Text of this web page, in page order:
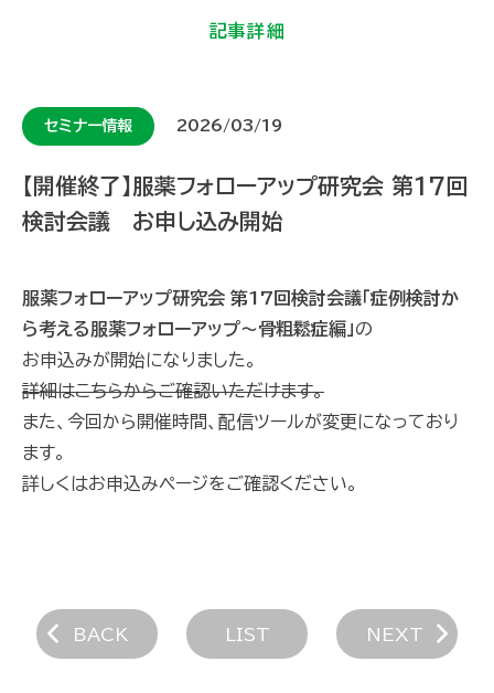
記事詳細
セミナー情報 2026/03/19
【開催終了】服薬フォローアップ研究会 第17回
検討会議 お申し込み開始
服薬フォローアップ研究会 第17回検討会議「症例検討か
ら考える服薬フォローアップ～骨粗鬆症編」の
お申込みが開始になりました。
詳細はこちらからご確認いただけます。
また、今回から開催時間、配信ツールが変更になっており
ます。
詳しくはお申込みページをご確認ください。
chevron_left BACK LIST NEXT chevron_right